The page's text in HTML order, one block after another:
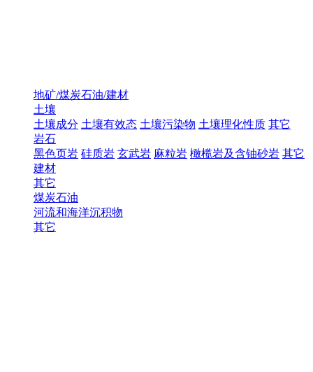
地矿/煤炭石油/建材
土壤
土壤成分 土壤有效态 土壤污染物 土壤理化性质 其它
岩石
黑色页岩 硅质岩 玄武岩 麻粒岩 橄榄岩及含铀砂岩 其它
建材
其它
煤炭石油
河流和海洋沉积物
其它